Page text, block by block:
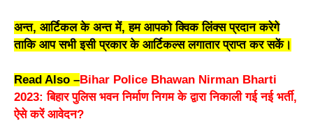
अन्त, आर्टिकल के अन्त में, हम आपको क्विक लिंक्स प्रदान करेगे
ताकि आप सभी इसी प्रकार के आर्टिकल्स लगातार प्राप्त कर सकें।
Read Also –Bihar Police Bhawan Nirman Bharti
2023: बिहार पुलिस भवन निर्माण निगम के द्वारा निकाली गई नई भर्ती,
ऐसे करें आवेदन?